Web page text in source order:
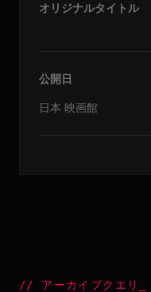
オリジナルタイトル
公開日
日本 映画館
// アーカイブクエリ